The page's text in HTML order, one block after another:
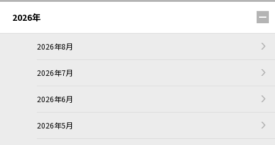
2026年
2026年8月
2026年7月
2026年6月
2026年5月